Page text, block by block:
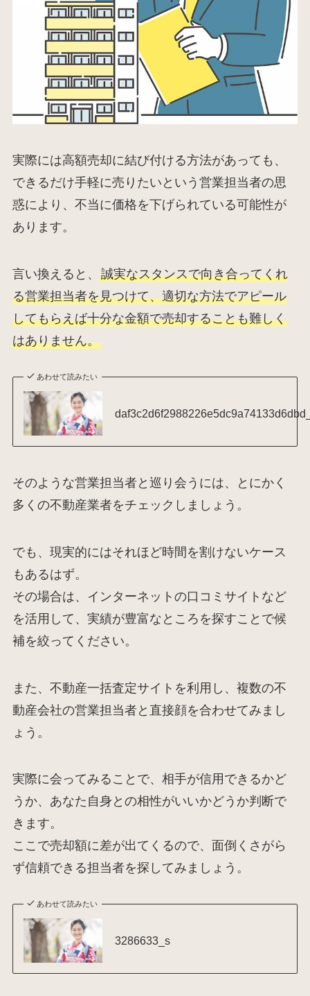
実際には高額売却に結び付ける方法があっても、
できるだけ手軽に売りたいという営業担当者の思
惑により、不当に価格を下げられている可能性が
あります。
言い換えると、 誠実なスタンスで向き合ってくれ
る営業担当者を見つけて、適切な方法でアピール
してもらえば十分な金額で売却することも難しく
はありません。
あわせて読みたい
そのような営業担当者と巡り会うには、とにかく
多くの不動産業者をチェックしましょう。
でも、現実的にはそれほど時間を割けないケース
もあるはず。
その場合は、インターネットの口コミサイトなど
を活用して、実績が豊富なところを探すことで候
補を絞ってください。
また、不動産一括査定サイトを利用し、複数の不
動産会社の営業担当者と直接顔を合わせてみまし
ょう。
実際に会ってみることで、相手が信用できるかど
うか、あなた自身との相性がいいかどうか判断で
きます。
ここで売却額に差が出てくるので、面倒くさがら
ず信頼できる担当者を探してみましょう。
あわせて読みたい
3286633_s